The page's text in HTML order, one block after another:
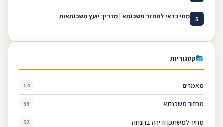
5 מתי כדאי למחזר משכנתא | מדריך יועץ משכנתאות
קטגוריות
מאמרים 14
מחזור משכנתא 39
מחיר למשתכן ודירה בהנחה 52